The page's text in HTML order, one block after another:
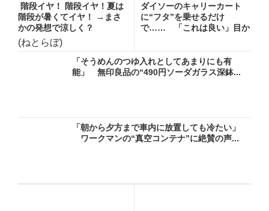
階段イヤ！ 階段イヤ！夏は
階段が暑くてイヤ！ →まさ
かの発想で涼しく？
(ねとらぼ)
ダイソーのキャリーカート
に“フタ”を乗せるだけ
で…… 「これは良い」目か
「そうめんのつゆ入れとしてあまりにも有
能」 無印良品の“490円ソーダガラス深鉢...
「朝から夕方まで車内に放置しても冷たい」
ワークマンの“真空コンテナ”に絶賛の声...